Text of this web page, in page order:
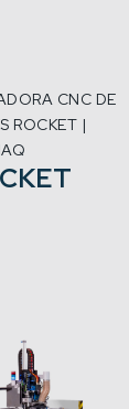
CNC DE
ROCKET |